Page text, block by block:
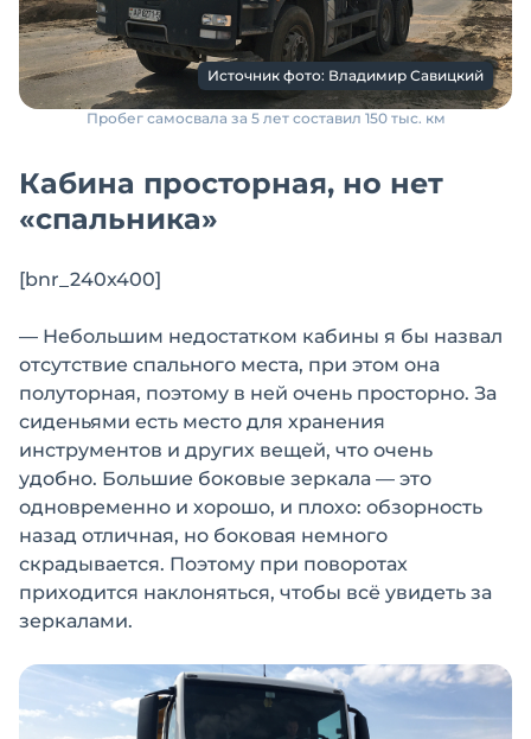
Источник фото: Владимир Савицкий
Пробег самосвала за 5 лет составил 150 тыс. км
Кабина просторная, но нет
«спальника»
[bnr_240x400]
— Небольшим недостатком кабины я бы назвал
отсутствие спального места, при этом она
полуторная, поэтому в ней очень просторно. За
сиденьями есть место для хранения
инструментов и других вещей, что очень
удобно. Большие боковые зеркала — это
одновременно и хорошо, и плохо: обзорность
назад отличная, но боковая немного
скрадывается. Поэтому при поворотах
приходится наклоняться, чтобы всё увидеть за
зеркалами.